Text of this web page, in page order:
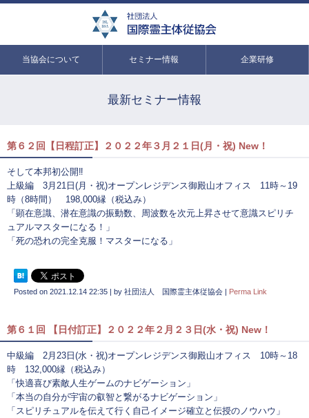
当協会について セミナー情報 企業研修
最新セミナー情報
第６２回【日程訂正】２０２２年３月２１日(月・祝) New！
そして本邦初公開‼
上級編 3月21日(月・祝)オープンレジデンス御殿山オフィス 11時～19
時（8時間） 198,000縁（税込み）
「顕在意識、潜在意識の振動数、周波数を次元上昇させて意識スピリチ
ュアルマスターになる！」
「死の恐れの完全克服！マスターになる」
Posted on 2021.12.14 22:35 | by 社団法人 国際霊主体従協会 | Perma Link
第６１回 【日付訂正】２０２２年２月２３日(水・祝) New！
中級編 2月23日(水・祝)オープンレジデンス御殿山オフィス 10時～18
時 132,000縁（税込み）
「快適喜び素敵人生ゲームのナビゲーション」
「本当の自分が宇宙の叡智と繋がるナビゲーション」
「スピリチュアルを伝えて行く自己イメージ確立と伝授のノウハウ」